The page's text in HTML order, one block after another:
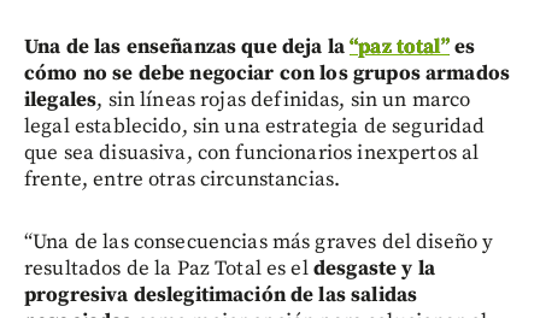
Una de las enseñanzas que deja la“paz total”es
cómo no se debe negociar con los grupos armados
ilegales, sin líneas rojas definidas, sin un marco
legal establecido, sin una estrategia de seguridad
que sea disuasiva, con funcionarios inexpertos al
frente, entre otras circunstancias.
“Una de las consecuencias más graves del diseño y
resultados de la Paz Total es eldesgaste y la
progresiva deslegitimación de las salidas